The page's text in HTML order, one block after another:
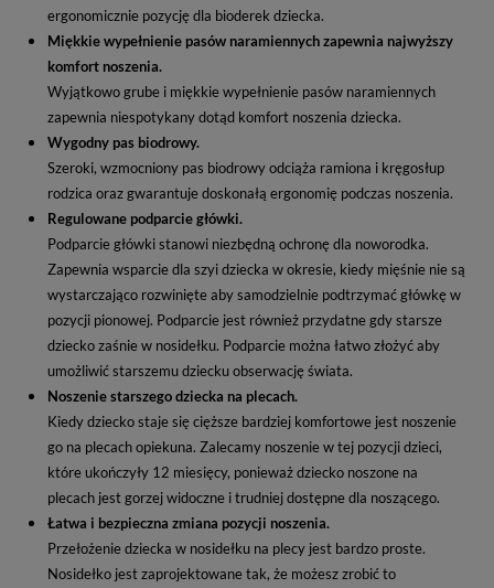
ergonomicznie pozycję dla bioderek dziecka.
Miękkie wypełnienie pasów naramiennych zapewnia najwyższy
komfort noszenia.
Wyjątkowo grube i miękkie wypełnienie pasów naramiennych
zapewnia niespotykany dotąd komfort noszenia dziecka.
Wygodny pas biodrowy.
Szeroki, wzmocniony pas biodrowy odciąża ramiona i kręgosłup
rodzica oraz gwarantuje doskonałą ergonomię podczas noszenia.
Regulowane podparcie główki.
Podparcie główki stanowi niezbędną ochronę dla noworodka.
Zapewnia wsparcie dla szyi dziecka w okresie, kiedy mięśnie nie są
wystarczająco rozwinięte aby samodzielnie podtrzymać główkę w
pozycji pionowej. Podparcie jest również przydatne gdy starsze
dziecko zaśnie w nosidełku. Podparcie można łatwo złożyć aby
umożliwić starszemu dziecku obserwację świata.
Noszenie starszego dziecka na plecach.
Kiedy dziecko staje się cięższe bardziej komfortowe jest noszenie
go na plecach opiekuna. Zalecamy noszenie w tej pozycji dzieci,
które ukończyły 12 miesięcy, ponieważ dziecko noszone na
plecach jest gorzej widoczne i trudniej dostępne dla noszącego.
Łatwa i bezpieczna zmiana pozycji noszenia.
Przełożenie dziecka w nosidełku na plecy jest bardzo proste.
Nosidełko jest zaprojektowane tak, że możesz zrobić to